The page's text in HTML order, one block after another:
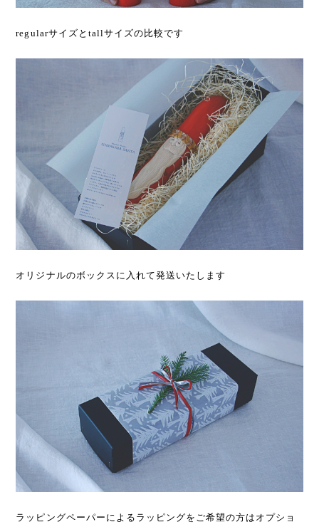
regularサイズとtallサイズの比較です
オリジナルのボックスに入れて発送いたします
ラッピングペーパーによるラッピングをご希望の方はオプショ